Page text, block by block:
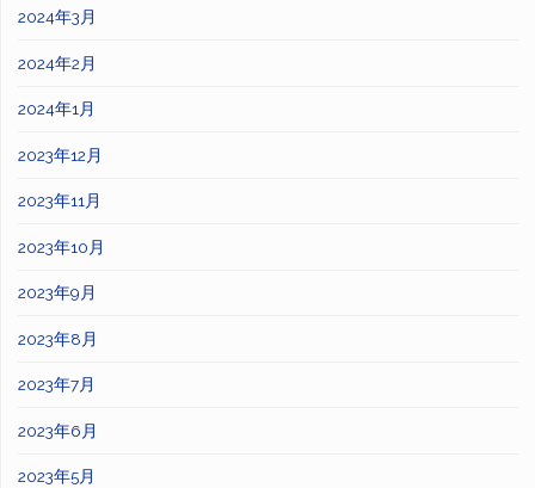
2024年3月
2024年2月
2024年1月
2023年12月
2023年11月
2023年10月
2023年9月
2023年8月
2023年7月
2023年6月
2023年5月